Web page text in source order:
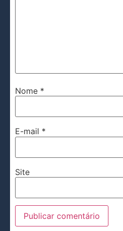
Nome *
E-mail *
Site